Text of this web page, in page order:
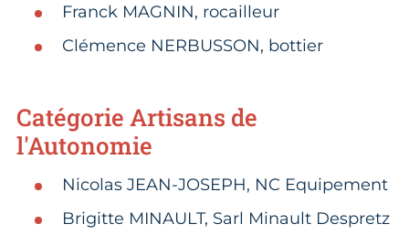
Franck MAGNIN, rocailleur​
Clémence NERBUSSON, bottier​
Catégorie Artisans de
l'Autonomie
Nicolas JEAN-JOSEPH, NC Equipement
Brigitte MINAULT, Sarl Minault Despretz